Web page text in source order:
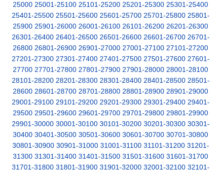
25000 25001-25100 25101-25200 25201-25300 25301-25400
25401-25500 25501-25600 25601-25700 25701-25800 25801-
25900 25901-26000 26001-26100 26101-26200 26201-26300
26301-26400 26401-26500 26501-26600 26601-26700 26701-
26800 26801-26900 26901-27000 27001-27100 27101-27200
27201-27300 27301-27400 27401-27500 27501-27600 27601-
27700 27701-27800 27801-27900 27901-28000 28001-28100
28101-28200 28201-28300 28301-28400 28401-28500 28501-
28600 28601-28700 28701-28800 28801-28900 28901-29000
29001-29100 29101-29200 29201-29300 29301-29400 29401-
29500 29501-29600 29601-29700 29701-29800 29801-29900
29901-30000 30001-30100 30101-30200 30201-30300 30301-
30400 30401-30500 30501-30600 30601-30700 30701-30800
30801-30900 30901-31000 31001-31100 31101-31200 31201-
31300 31301-31400 31401-31500 31501-31600 31601-31700
31701-31800 31801-31900 31901-32000 32001-32100 32101-